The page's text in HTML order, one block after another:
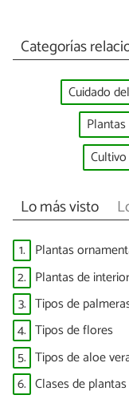
Categorías
Cuidado
Lo más visto
1. Plantas
2. Plantas de
3. Tipos de
4. Tipos de flores
5. Tipos de aloe
6. Clases de plantas